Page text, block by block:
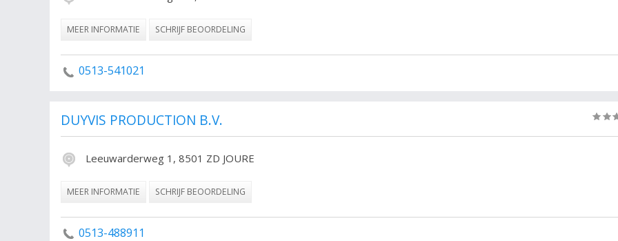
MEER INFORMATIE SCHRIJF BEOORDELING
0513-541021
DUYVIS PRODUCTION B.V.
Leeuwarderweg 1, 8501 ZD JOURE
MEER INFORMATIE SCHRIJF BEOORDELING
0513-488911